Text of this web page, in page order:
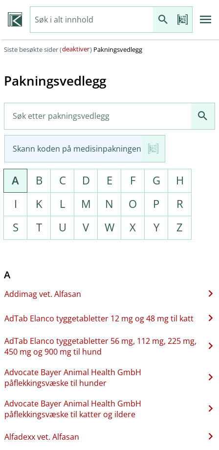
Siste besøkte sider (deaktiver) Pakningsvedlegg
Pakningsvedlegg
Skann koden på medisinpakningen
A B C D E F G
H
I
K L M N O P
R
S
T U V W X Y Z
A
Addimag vet. Alfasan
AdTab Elanco tyggetabletter 12 mg og 48 mg til katt
AdTab Elanco tyggetabletter 56 mg, 112 mg, 225 mg,
450 mg og 900 mg til hund
Advocate Bayer Animal Health GmbH
påflekkingsvæske til hunder
Advocate Bayer Animal Health GmbH
påflekkingsvæske til katter og ildere
Alfadexx vet. Alfasan